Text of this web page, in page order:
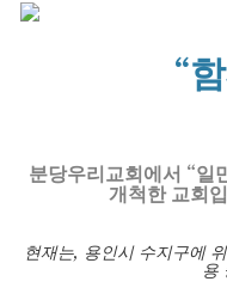
“
분당우리교회에서 “일
개척한 교회
현재는, 용인시 수지구에
용